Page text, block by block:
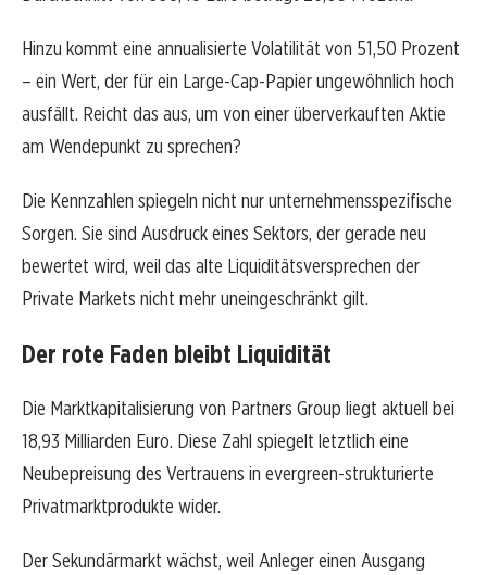
Hinzu kommt eine annualisierte Volatilität von 51,50 Prozent
– ein Wert, der für ein Large-Cap-Papier ungewöhnlich hoch
ausfällt. Reicht das aus, um von einer überverkauften Aktie
am Wendepunkt zu sprechen?
Die Kennzahlen spiegeln nicht nur unternehmensspezifische
Sorgen. Sie sind Ausdruck eines Sektors, der gerade neu
bewertet wird, weil das alte Liquiditätsversprechen der
Private Markets nicht mehr uneingeschränkt gilt.
Der rote Faden bleibt Liquidität
Die Marktkapitalisierung von Partners Group liegt aktuell bei
18,93 Milliarden Euro. Diese Zahl spiegelt letztlich eine
Neubepreisung des Vertrauens in evergreen-strukturierte
Privatmarktprodukte wider.
Der Sekundärmarkt wächst, weil Anleger einen Ausgang